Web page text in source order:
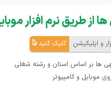
از طریق نرم افزار
و اپلیکیشن کلیک کنید
ها بر اساس استان و رشته شغلی
موبایل و کامپیوتر